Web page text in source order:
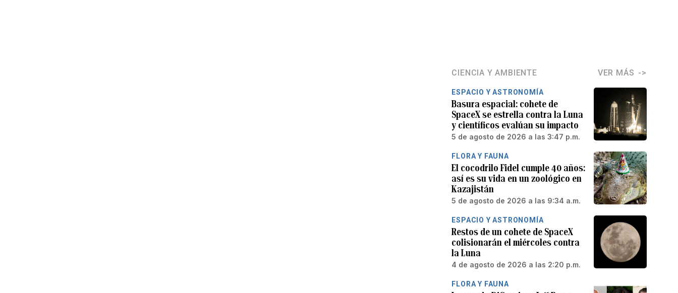
CIENCIA Y AMBIENTE VER MÁS
ESPACIO Y ASTRONOMÍA
Basura espacial: cohete de
SpaceX se estrella contra la Luna
y científicos evalúan su impacto
5 de agosto de 2026 a las 3:47 p.m.
FLORA Y FAUNA
El cocodrilo Fidel cumple 40 años:
así es su vida en un zoológico en
Kazajistán
5 de agosto de 2026 a las 9:34 a.m.
ESPACIO Y ASTRONOMÍA
Restos de un cohete de SpaceX
colisionarán el miércoles contra
la Luna
4 de agosto de 2026 a las 2:20 p.m.
FLORA Y FAUNA